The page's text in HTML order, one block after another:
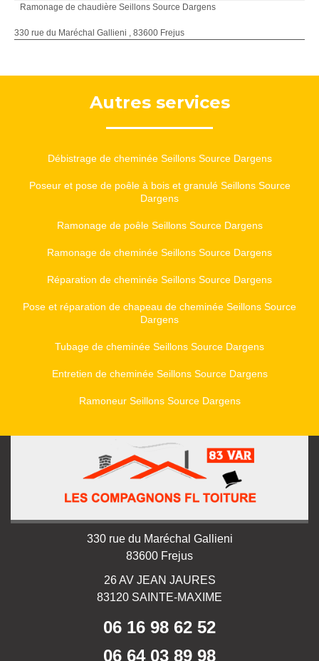
Ramonage de chaudière Seillons Source Dargens
330 rue du Maréchal Gallieni , 83600 Frejus
Autres services
Débistrage de cheminée Seillons Source Dargens
Poseur et pose de poêle à bois et granulé Seillons Source
Dargens
Ramonage de poêle Seillons Source Dargens
Ramonage de cheminée Seillons Source Dargens
Réparation de cheminée Seillons Source Dargens
Pose et réparation de chapeau de cheminée Seillons Source
Dargens
Tubage de cheminée Seillons Source Dargens
Entretien de cheminée Seillons Source Dargens
Ramoneur Seillons Source Dargens
330 rue du Maréchal Gallieni
83600 Frejus
26 AV JEAN JAURES
83120 SAINTE-MAXIME
06 16 98 62 52
06 64 03 89 98